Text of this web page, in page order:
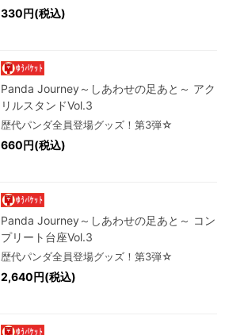
330円(税込)
Panda Journey～しあわせの足あと～ アク
リルスタンドVol.3
歴代パンダ全員登場グッズ！第3弾☆
660円(税込)
Panda Journey～しあわせの足あと～ コン
プリート台座Vol.3
歴代パンダ全員登場グッズ！第3弾☆
2,640円(税込)